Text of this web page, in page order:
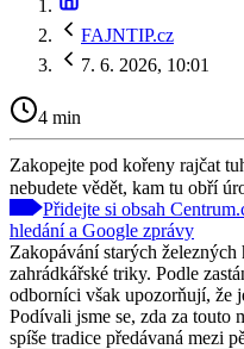
FAJNTIP.cz
7. 6. 2026, 10:01
4 min
Zakopejte pod kořeny rajčat
nebudete vědět, kam tu obří
Přidejte si obsah
hledání a Google zprávy
Zakopávání starých
zahrádkářské triky. Podle
odborníci však upozorňují, že
Podívali jsme se, zda za touto
spíše tradice předávaná mezi